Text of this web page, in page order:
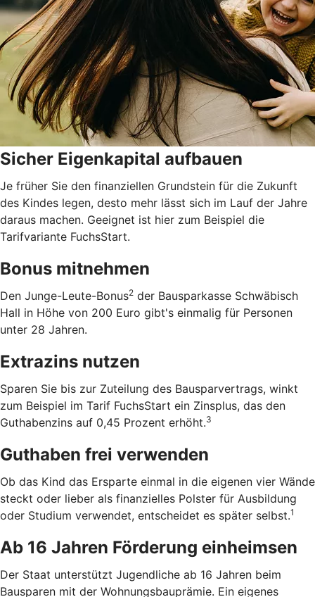
Sicher Eigenkapital aufbauen
Je früher Sie den finanziellen Grundstein für die Zukunft
des Kindes legen, desto mehr lässt sich im Lauf der Jahre
daraus machen. Geeignet ist hier zum Beispiel die
Tarifvariante FuchsStart.
Bonus mitnehmen
Den Junge-Leute-Bonus2 der Bausparkasse Schwäbisch
Hall in Höhe von 200 Euro gibt's einmalig für Personen
unter 28 Jahren.
Extrazins nutzen
Sparen Sie bis zur Zuteilung des Bausparvertrags, winkt
zum Beispiel im Tarif FuchsStart ein Zinsplus, das den
Guthabenzins auf 0,45 Prozent erhöht.3
Guthaben frei verwenden
Ob das Kind das Ersparte einmal in die eigenen vier Wände
steckt oder lieber als finanzielles Polster für Ausbildung
oder Studium verwendet, entscheidet es später selbst.1
Ab 16 Jahren Förderung einheimsen
Der Staat unterstützt Jugendliche ab 16 Jahren beim
Bausparen mit der Wohnungsbauprämie. Ein eigenes